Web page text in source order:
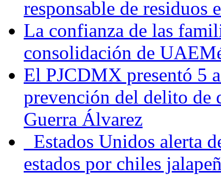
responsable de residuos
La confianza de las
consolidación de
El PJCDMX presentó 5
prevención del delito de
Guerra Álvarez
Estados Unidos alerta
estados por chiles